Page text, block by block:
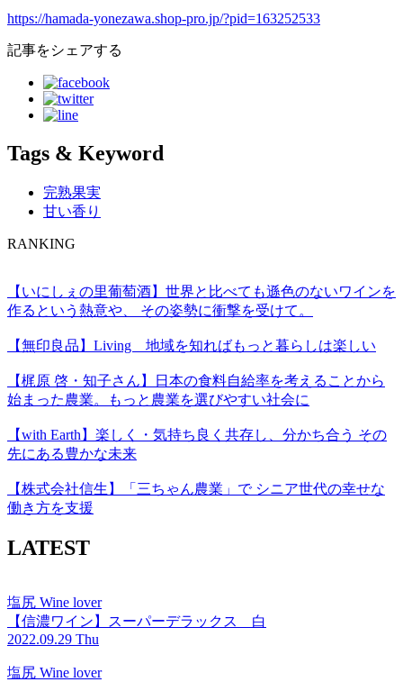
https://hamada-yonezawa.shop-pro.jp/?pid=163252533
記事をシェアする
Tags & Keyword
完熟果実
甘い香り
RANKING
【いにしぇの里葡萄酒】世界と比べても遜色のないワインを
作るという熱意や、 その姿勢に衝撃を受けて。
【無印良品】Living 地域を知ればもっと暮らしは楽しい
【梶原 啓・知子さん】日本の食料自給率を考えることから
始まった農業。もっと農業を選びやすい社会に
【with Earth】楽しく・気持ち良く共存し、分かち合う その
先にある豊かな未来
【株式会社信生】「三ちゃん農業」で シニア世代の幸せな
働き方を支援
LATEST
塩尻 Wine lover
【信濃ワイン】スーパーデラックス 白
2022.09.29 Thu
塩尻 Wine lover